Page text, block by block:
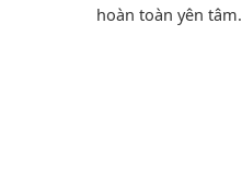
hoàn toàn yên tâm.